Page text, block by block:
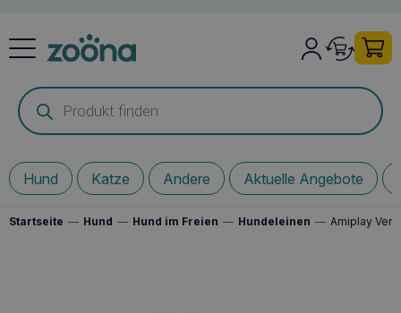
Products
search
Hund Katze Andere Aktuelle Angebote
Startseite — Hund — Hund im Freien — Hundeleinen — Amiplay